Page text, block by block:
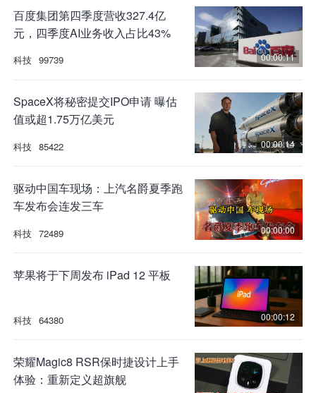
百度集团第四季度营收327.4亿
元，四季度AI业务收入占比43%
00:00:11
科技 99739
SpaceX将秘密提交IPO申请 曝估
值或超1.75万亿美元
00:00:14
科技 85422
驱动中国车现场：上汽名爵夏季跑
车发布会连发三车
00:00:00
科技 72489
苹果将于下周发布 iPad 12 平板
00:00:12
科技 64380
荣耀Magic8 RSR保时捷设计上手
体验：重新定义超旗舰